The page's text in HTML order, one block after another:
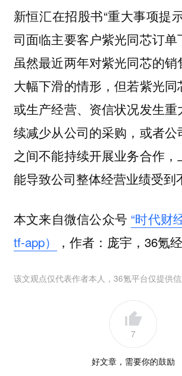
新恒汇在招股书“重大事项提
司面临主要客户紫光同芯订单
虽然最近两年对紫光同芯的
大幅下滑的情形，但若紫光同
或生产经营、资信状况发生
续减少从公司的采购，或者
之间不能持续开展业务合作
能导致公司整体经营业绩受到
本文来自微信公众号 “时代财
tf-app）
，作者：庞宇，36氪
该文观点仅代表作者本人，36氪平台仅提供信
7
好文章，需要你的鼓励